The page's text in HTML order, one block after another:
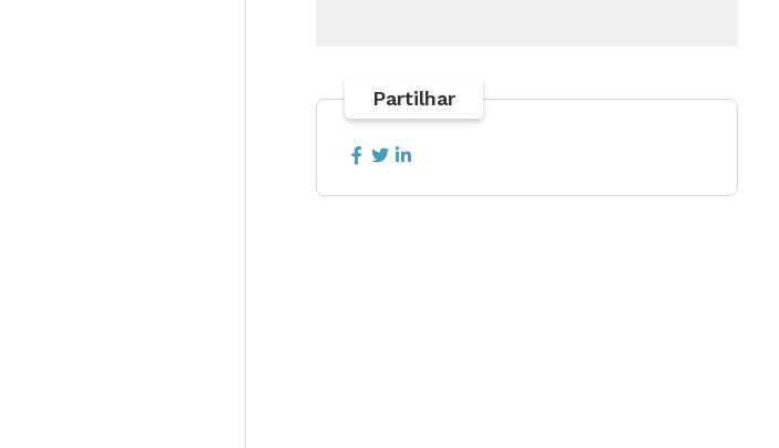
Partilhar